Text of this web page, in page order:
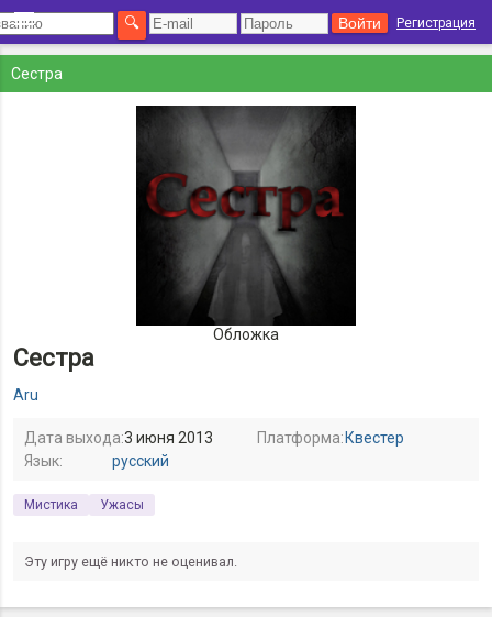
Регистрация
Сестра
Обложка
Сестра
Aru
Дата выхода:3 июня 2013 Платформа:Квестер
Язык:
русский
Мистика Ужасы
Эту игру ещё никто не оценивал.